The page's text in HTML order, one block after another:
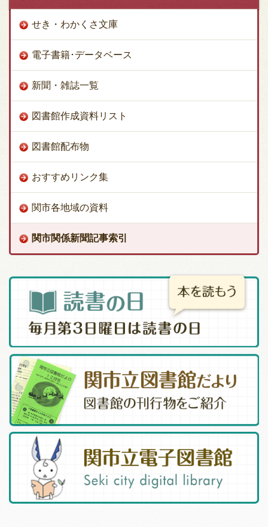
せき・わかくさ文庫
電子書籍･データベース
新聞・雑誌一覧
図書館作成資料リスト
図書館配布物
おすすめリンク集
関市各地域の資料
関市関係新聞記事索引